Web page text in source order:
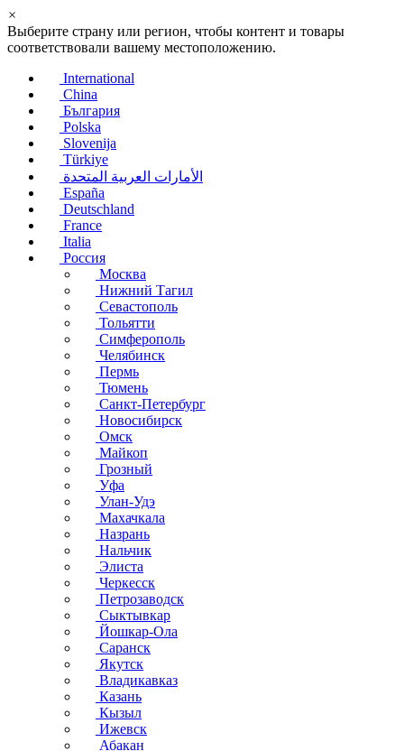
×
Выберите страну или регион, чтобы контент и товары
соответствовали вашему местоположению.
International
China
България
Polska
Slovenija
Türkiye
الأمارات العربية المتحدة
España
Deutschland
France
Italia
Россия
Москва
Нижний Тагил
Севастополь
Тольятти
Симферополь
Челябинск
Пермь
Тюмень
Санкт-Петербург
Новосибирск
Омск
Майкоп
Грозный
Уфа
Улан-Удэ
Махачкала
Назрань
Нальчик
Элиста
Черкесск
Петрозаводск
Сыктывкар
Йошкар-Ола
Саранск
Якутск
Владикавказ
Казань
Кызыл
Ижевск
Абакан